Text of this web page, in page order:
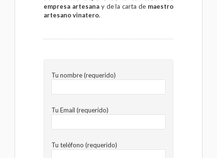
empresa artesanay de la carta de maestro
artesano vinatero.
Tu nombre (requerido)
Tu Email (requerido)
Tu teléfono (requerido)